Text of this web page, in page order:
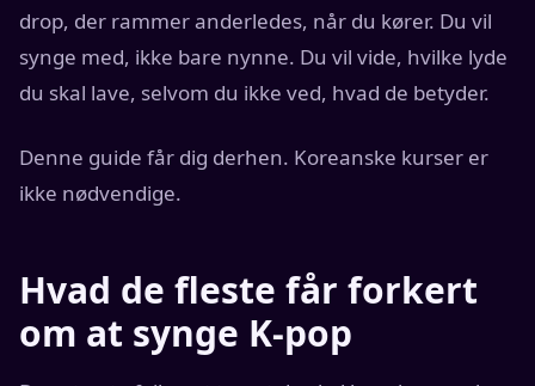
drop, der rammer anderledes, når du kører. Du vil
synge med, ikke bare nynne. Du vil vide, hvilke lyde
du skal lave, selvom du ikke ved, hvad de betyder.
Denne guide får dig derhen. Koreanske kurser er
ikke nødvendige.
Hvad de fleste får forkert
om at synge K-pop